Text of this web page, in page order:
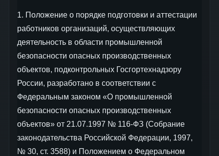
1. Положение о порядке подготовки и аттестации
работников организаций, осуществляющих
деятельность в области промышленной
безопасности опасных производственных
объектов, подконтрольных Госгортехнадзору
России, разработано в соответствии с
Федеральным законом «О промышленной
безопасности опасных производственных
объектов» от 21.07.1997 № 116-ФЗ (Собрание
законодательства Российской Федерации, 1997,
№ 30, ст. 3588) и Положением о Федеральном